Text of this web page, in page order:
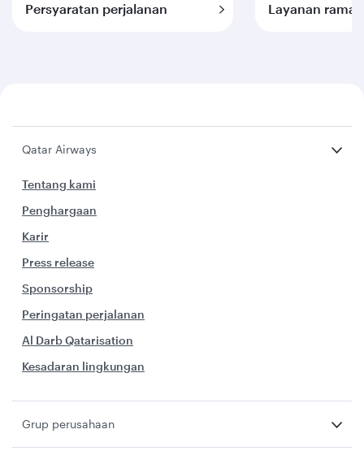
Persyaratan perjalanan Layanan
Qatar Airways
Tentang kami
Penghargaan
Karir
Press release
Sponsorship
Peringatan perjalanan
Al Darb Qatarisation
Kesadaran lingkungan
Grup perusahaan